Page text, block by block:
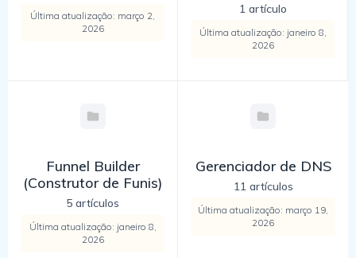
Última atualização: março 2,
2026
1 artículo
Última atualização: janeiro 8,
2026
Funnel Builder
(Construtor de Funis)
5 artículos
Última atualização: janeiro 8,
2026
Gerenciador de DNS
11 artículos
Última atualização: março 19,
2026